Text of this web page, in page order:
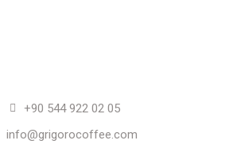
+90 544 922 02 05
info@grigorocoffee.com